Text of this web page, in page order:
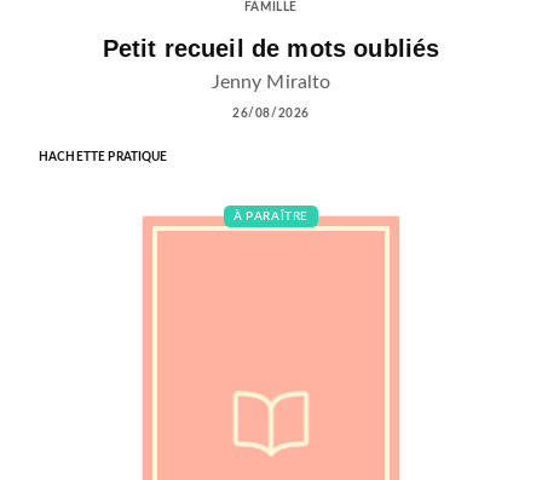
FAMILLE
Petit recueil de mots oubliés
Jenny Miralto
26/08/2026
HACHETTE PRATIQUE
À PARAÎTRE